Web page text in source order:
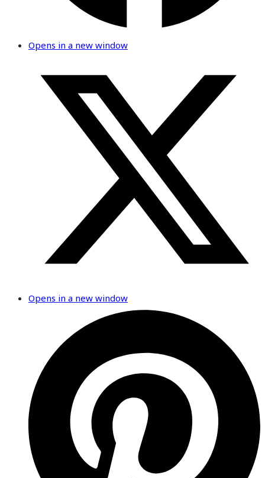
Opens in a new window
Opens in a new window